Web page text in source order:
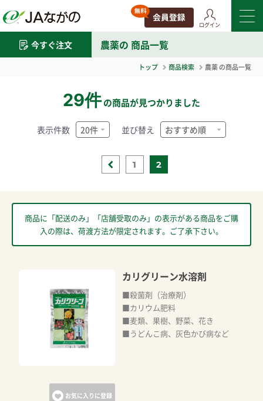
ログイン
今すぐ注文 農薬の 商品一覧
トップ 商品検索 農薬の商品一覧
29件の商品が見つかりました
1 2
表示件数 並び替え
商品に「配送のみ」「店舗受取のみ」の表示がある商品をご購
入の際は、荷渡方法が限定されます。ご了承下さい。
お気に入りに登録
カリグリーン水溶剤
■殺菌剤（治療剤）
■カリウム肥料
■麦類、果樹、野菜、花き
■うどんこ病、灰色かび病など